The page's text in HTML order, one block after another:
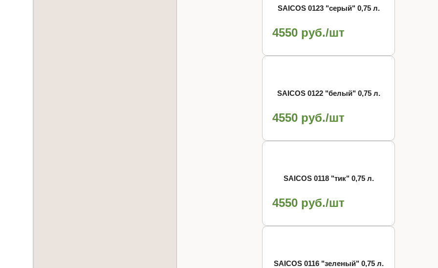
SAICOS 0123 "cерый" 0,75 л.
4550 руб./шт
SAICOS 0122 "белый" 0,75 л.
4550 руб./шт
SAICOS 0118 "тик" 0,75 л.
4550 руб./шт
SAICOS 0116 "зеленый" 0,75 л.